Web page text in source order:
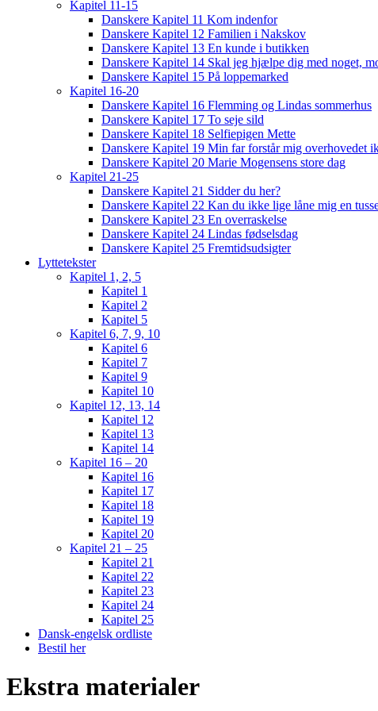
Kapitel 11-15
Danskere Kapitel 11 Kom indenfor
Danskere Kapitel 12 Familien i Nakskov
Danskere Kapitel 13 En kunde i butikken
Danskere Kapitel 14 Skal jeg hjælpe dig med noget,
Danskere Kapitel 15 På loppemarked
Kapitel 16-20
Danskere Kapitel 16 Flemming og Lindas sommerhus
Danskere Kapitel 17 To seje sild
Danskere Kapitel 18 Selfiepigen Mette
Danskere Kapitel 19 Min far forstår mig overhovedet
Danskere Kapitel 20 Marie Mogensens store dag
Kapitel 21-25
Danskere Kapitel 21 Sidder du her?
Danskere Kapitel 22 Kan du ikke lige låne mig en
Danskere Kapitel 23 En overraskelse
Danskere Kapitel 24 Lindas fødselsdag
Danskere Kapitel 25 Fremtidsudsigter
Lyttetekster
Kapitel 1, 2, 5
Kapitel 1
Kapitel 2
Kapitel 5
Kapitel 6, 7, 9, 10
Kapitel 6
Kapitel 7
Kapitel 9
Kapitel 10
Kapitel 12, 13, 14
Kapitel 12
Kapitel 13
Kapitel 14
Kapitel 16 – 20
Kapitel 16
Kapitel 17
Kapitel 18
Kapitel 19
Kapitel 20
Kapitel 21 – 25
Kapitel 21
Kapitel 22
Kapitel 23
Kapitel 24
Kapitel 25
Dansk-engelsk ordliste
Bestil her
Ekstra materialer